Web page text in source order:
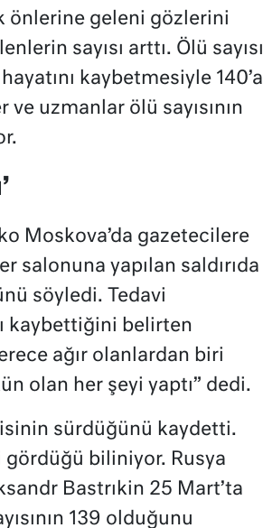
önlerine geleni gözlerini
sayısı arttı. Ölü sayısı
kaybetmesiyle 140’a
uzmanlar ölü sayısının
Moskova’da gazetecilere
salonuna yapılan saldırıda
söyledi. Tedavi
kaybettiğini belirten
ağır olanlardan biri
olan her şeyi yaptı” dedi.
sürdüğünü kaydetti.
gördüğü biliniyor. Rusya
Bastrıkin 25 Mart’ta
139 olduğunu